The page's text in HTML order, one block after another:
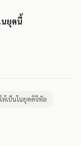
ยุคนี้
ห้เป็นในยุคดิจิทัล